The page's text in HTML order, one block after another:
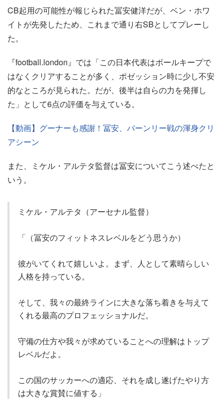
CB起用の可能性が報じられた冨安健洋だが、ベン・ホワ
イトが先発したため、これまで通り右SBとしてプレーし
た。
『football.london』では「この日本代表はボールキープで
はなくクリアすることが多く、ポゼッション時に少し不安
的なところが見られた。だが、後半は自らの力を発揮し
た」として6点の評価を与えている。
【動画】グーナーも感謝！冨安、バーンリー戦の渾身クリ
アシーン
また、ミケル・アルテタ監督は冨安についてこう述べたと
いう。
ミケル・アルテタ（アーセナル監督）
「（冨安のフィットネスレベルをどう思うか）
彼がいてくれて嬉しいよ。まず、人として素晴らしい
人格を持っている。
そして、我々の最終ラインに大きな落ち着きを与えて
くれる最高のプロフェッショナルだ。
守備の仕方や我々が求めていることへの理解はトップ
レベルだよ。
この国のサッカーへの適応、それを成し遂げたやり方
は大きな賞賛に値する」